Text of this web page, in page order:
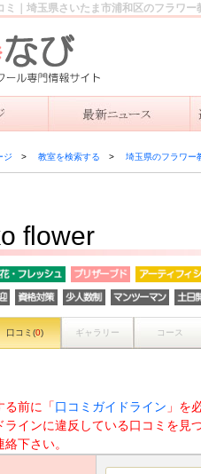
｜埼玉県さいたま市浦和区のフラワー
ジ 教室を検索する 埼玉県のフラワー
flower
口コミ(0) ギャラリー コース
る前に「口コミガイドライン 」を
ラインに違反している口コミを見
絡下さい。